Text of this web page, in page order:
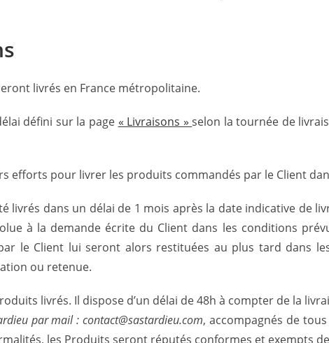
livrés en France métropolitaine.
défini sur la page « Livraisons »selon la tournée de
efforts pour livrer les produits commandés par le Client
livrés dans un délai de 1 mois après la date indicative de
à la demande écrite du Client dans les conditions
le Client lui seront alors restituées au plus tard dans
ou retenue.
livrés. Il dispose d’un délai de 48h à compter de la
par mail : contact@sastardieu.com, accompagnés de
les Produits seront réputés conformes et exempts